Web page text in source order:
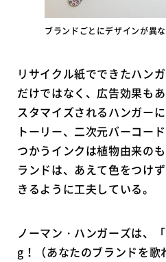
ブランドごとにデザインが異
リサイクル紙でできたハン
だけではなく、広告効果も
スタマイズされるハンガー
トーリー、二次元バーコー
つかうインクは植物由来の
ランドは、あえて色をつけ
きるように工夫している。
ノーマン・ハンガーズは
g！（あなたのブランドを歌